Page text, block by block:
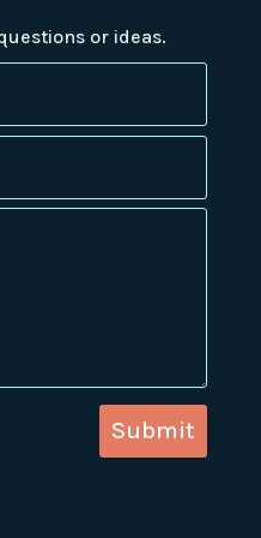
or ideas.
Submit